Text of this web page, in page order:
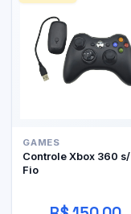
GAMES
Controle Xbox 360 s/
Fio